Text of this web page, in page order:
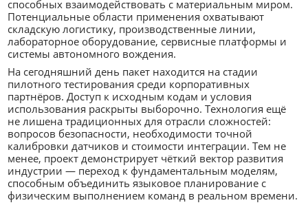
способных взаимодействовать с материальным миром.
Потенциальные области применения охватывают
складскую логистику, производственные линии,
лабораторное оборудование, сервисные платформы и
системы автономного вождения.
На сегодняшний день пакет находится на стадии
пилотного тестирования среди корпоративных
партнёров. Доступ к исходным кодам и условия
использования раскрыты выборочно. Технология ещё
не лишена традиционных для отрасли сложностей:
вопросов безопасности, необходимости точной
калибровки датчиков и стоимости интеграции. Тем не
менее, проект демонстрирует чёткий вектор развития
индустрии — переход к фундаментальным моделям,
способным объединить языковое планирование с
физическим выполнением команд в реальном времени.